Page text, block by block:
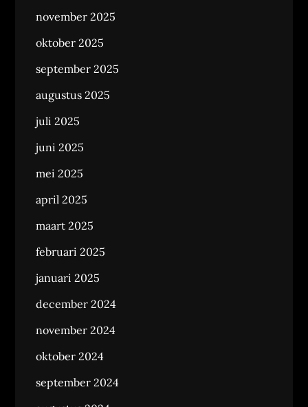
november 2025
oktober 2025
september 2025
augustus 2025
juli 2025
juni 2025
mei 2025
april 2025
maart 2025
februari 2025
januari 2025
december 2024
november 2024
oktober 2024
september 2024